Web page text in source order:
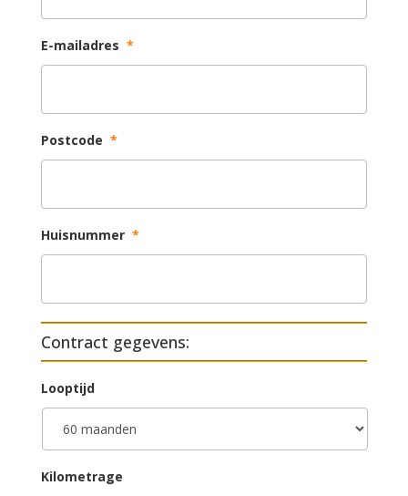
E-mailadres *
Postcode *
Huisnummer *
Contract gegevens:
Looptijd
Kilometrage